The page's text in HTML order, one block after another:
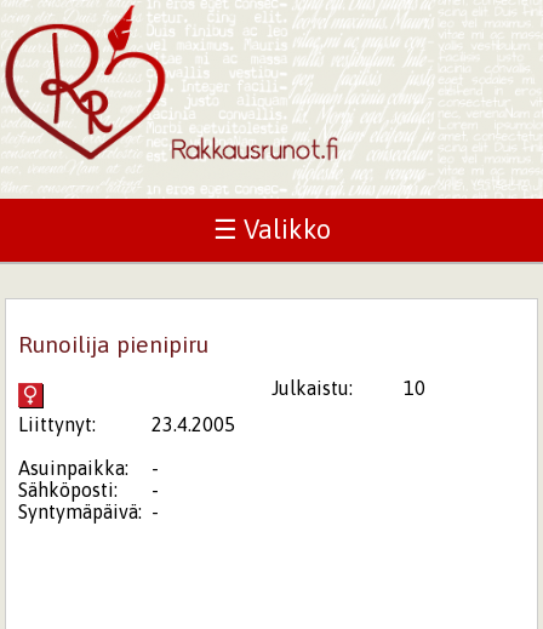
☰ Valikko
Runoilija pienipiru
Julkaistu:
10
Liittynyt:
23.4.2005
Asuinpaikka:
-
Sähköposti:
-
Syntymäpäivä: -